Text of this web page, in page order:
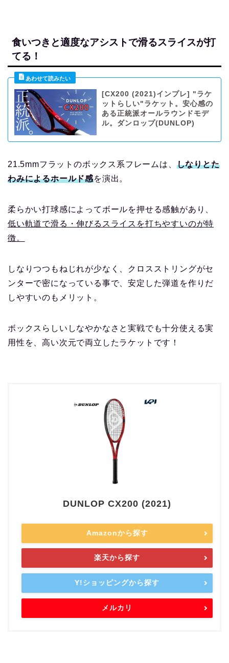
食いつきと適度なアシストで滑るスライスが打
てる！
[CX200 (2021)インプレ] "ラケ
ットらしい"ラケット。安心感の
ある正統派オールラウンドモデ
ル。ダンロップ(DUNLOP)
21.5mmフラットのボックス系フレームは、 しなりとた
わみによるホールド感を演出。
柔らかい打球感によってボールを押せる感触があり、
低い軌道で滑る・伸びるスライスを打ちやすいのが特
徴。
しなりつつもねじれが少なく、クロスストリングがセ
ンターで密になっている事で、安定した弾道を作りだ
しやすいのもメリット。
ボックスらしいしなやかなさと実戦でも十分使える実
用性を、高い次元で両立したラケットです！
DUNLOP CX200 (2021)
Amazonから探す
楽天から探す
Y!ショッピングから探す
メルカリ